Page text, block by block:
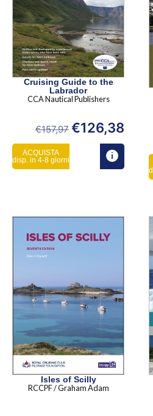
Cruising Guide to the
Labrador
CCA Nautical Publishers
€157,97 €126,38
ACQUISTA
disp. in 4-8 giorni
Isles of Scilly
RCCPF / Graham Adam